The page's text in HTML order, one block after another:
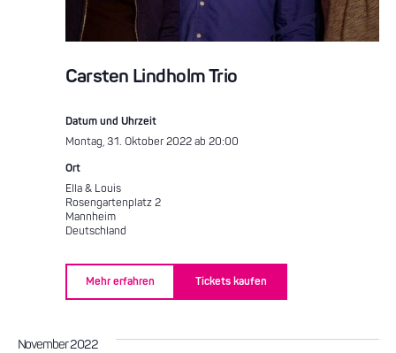
Carsten Lindholm Trio
Datum und Uhrzeit
Montag, 31. Oktober 2022 ab 20:00
Ort
Ella & Louis
Rosengartenplatz 2
Mannheim
Deutschland
Mehr erfahren Tickets kaufen
November 2022